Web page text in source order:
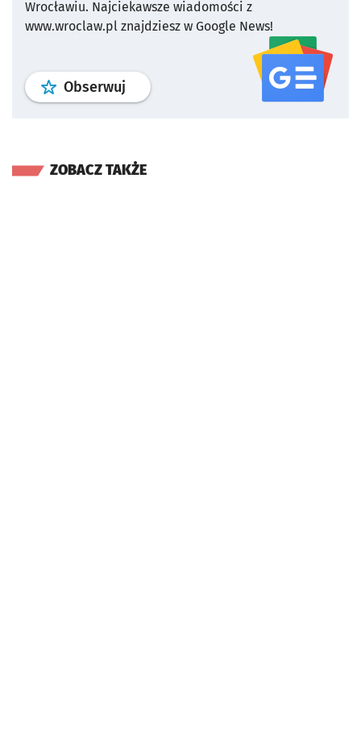
Wrocławiu. Najciekawsze wiadomości z
www.wroclaw.pl znajdziesz w Google News!
Obserwuj profil serwisu
ZOBACZ TAKŻE